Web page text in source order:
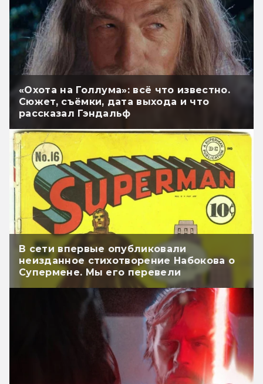
«Охота на Голлума»: всё что известно.
Сюжет, съёмки, дата выхода и что
рассказал Гэндальф
В сети впервые опубликовали
неизданное стихотворение Набокова о
Супермене. Мы его перевели